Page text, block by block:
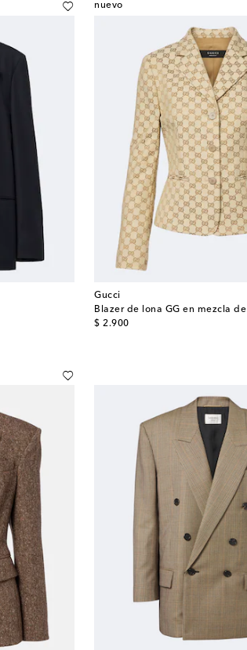
nuevo
Gucci
Blazer de lona GG en mezcla
$ 2.900
original price